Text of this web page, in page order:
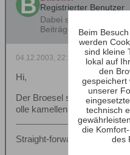
Registrierter Benutzer
Dabei seit:
Beiträge:
1630
04.12.2003, 22:24
Hi,
Der Broesel scheint so nen
olle kamellen zu haben...
Straight-forward!
Beim
werden
sind kleine
lokal auf
den
gespeichert
unserer
technisch
die
des